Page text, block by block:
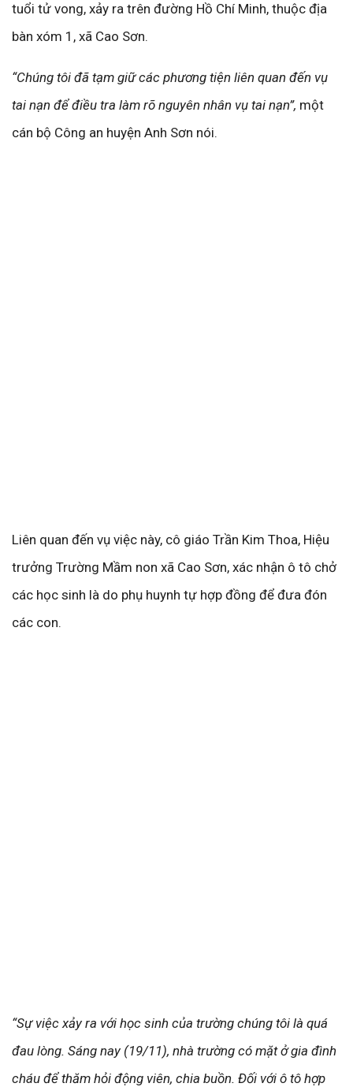
tuổi tử vong, xảy ra trên đường Hồ Chí Minh, thuộc địa
bàn xóm 1, xã Cao Sơn.
“Chúng tôi đã tạm giữ các phương tiện liên quan đến vụ
tai nạn để điều tra làm rõ nguyên nhân vụ tai nạn”, một
cán bộ Công an huyện Anh Sơn nói.
Liên quan đến vụ việc này, cô giáo Trần Kim Thoa, Hiệu
trưởng Trường Mầm non xã Cao Sơn, xác nhận ô tô chở
các học sinh là do phụ huynh tự hợp đồng để đưa đón
các con.
“Sự việc xảy ra với học sinh của trường chúng tôi là quá
đau lòng. Sáng nay (19/11), nhà trường có mặt ở gia đình
cháu để thăm hỏi động viên, chia buồn. Đối với ô tô hợp